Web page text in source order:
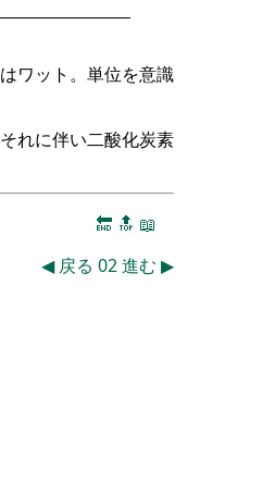
ワット。単位を意識
れに伴い二酸化炭素
🔚 🔝 📖
◀ 戻る 02進む ▶